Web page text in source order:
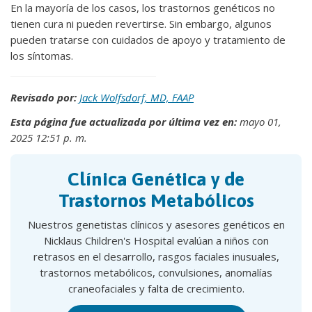
En la mayoría de los casos, los trastornos genéticos no
tienen cura ni pueden revertirse. Sin embargo, algunos
pueden tratarse con cuidados de apoyo y tratamiento de
los síntomas.
Revisado por: Jack Wolfsdorf, MD, FAAP
Esta página fue actualizada por última vez en: mayo 01,
2025 12:51 p. m.
Clínica Genética y de
Trastornos Metabólicos
Nuestros genetistas clínicos y asesores genéticos en
Nicklaus Children's Hospital evalúan a niños con
retrasos en el desarrollo, rasgos faciales inusuales,
trastornos metabólicos, convulsiones, anomalías
craneofaciales y falta de crecimiento.